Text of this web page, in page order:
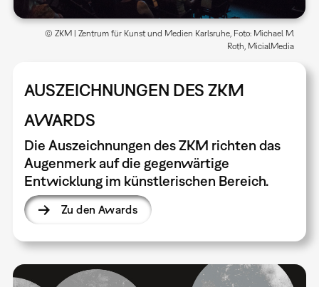
AUSZEICHNUNGEN DES ZKM
AWARDS
Die Auszeichnungen des ZKM richten das
Augenmerk auf die gegenwärtige
Entwicklung im künstlerischen Bereich.
Zu den Awards
© ZKM | Zentrum für Kunst und Medien Karlsruhe, Foto: Michael M.
Roth, MicialMedia